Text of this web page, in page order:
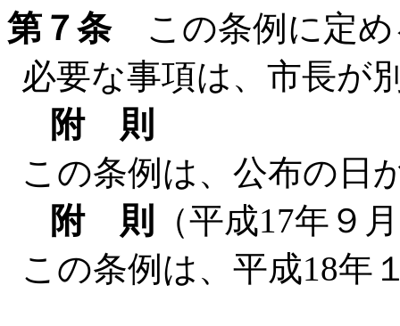
第７条この条例に定め
必要な事項は、市長が
附 則
この条例は、公布の日
附 則
（平成17年９
この条例は、平成18年